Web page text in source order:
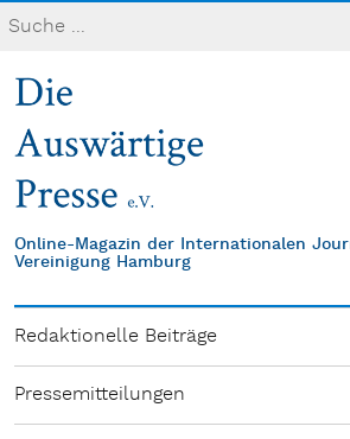
Online-Magazin der Internationalen
Vereinigung Hamburg
Redaktionelle Beiträge
Pressemitteilungen